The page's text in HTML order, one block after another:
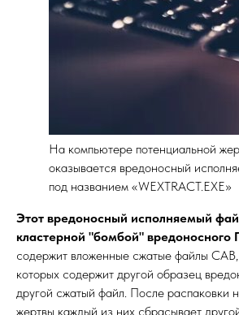
На компьютере потенциальной
оказывается вредоносный
под названием «WEXTRACT.EXE»
Этот вредоносный исполняемый
кластерной "бомбой" вредоносного
содержит вложенные сжатые файлы
которых содержит другой образец
другой сжатый файл. После распаковки
жертвы каждый из них сбрасывает